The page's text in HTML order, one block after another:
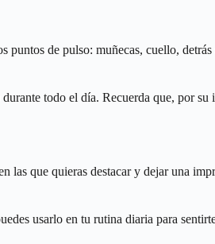
de pulso: muñecas, cuello,
todo el día. Recuerda que, por
que quieras destacar y dejar una
usarlo en tu rutina diaria para